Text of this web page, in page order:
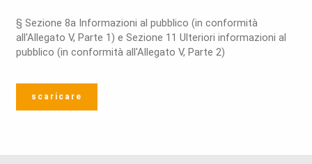
§ Sezione 8a Informazioni al pubblico (in conformità
all'Allegato V, Parte 1) e Sezione 11 Ulteriori informazioni al
pubblico (in conformità all'Allegato V, Parte 2)
scaricare